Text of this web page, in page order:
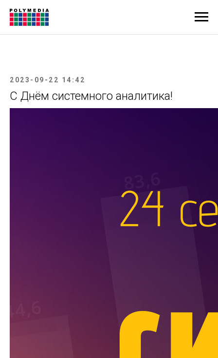
2023-09-22 14:42
С Днём системного аналитика!